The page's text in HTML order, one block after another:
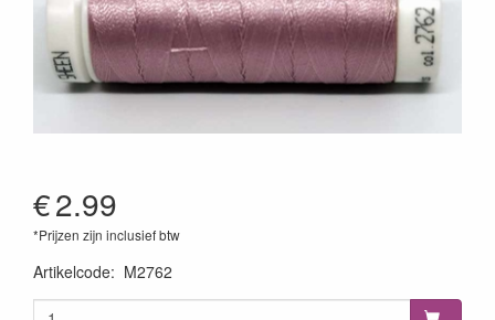
€2.99
*Prijzen zijn inclusief btw
Artikelcode: M2762